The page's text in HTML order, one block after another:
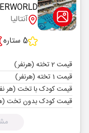
آنتالیا
5 ستاره
قیمت 2 تخته (هرنفر)
قیمت 1 تخته (هرنفر)
قیمت کودک با تخت (هر
قیمت کودک بدون تخت